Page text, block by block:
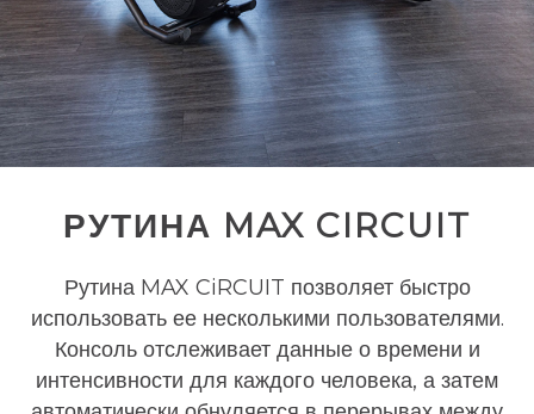
РУТИНА MAX CIRCUIT
Рутина MAX CiRCUIT позволяет быстро
использовать ее несколькими пользователями.
Консоль отслеживает данные о времени и
интенсивности для каждого человека, а затем